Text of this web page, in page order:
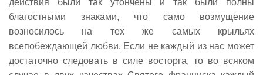
действия были так утончены и так были полны
благостными знаками, что само возмущение
возносилось на тех же самых крыльях
всепобеждающей любви. Если не каждый из нас может
достаточно следовать в силе восторга, то во всяком